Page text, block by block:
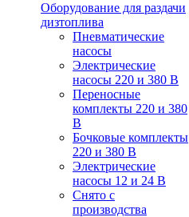
Оборудование для раздачи
дизтоплива
Пневматические
насосы
Электрические
насосы 220 и 380 В
Переносные
комплекты 220 и 380
В
Бочковые комплекты
220 и 380 В
Электрические
насосы 12 и 24 В
Снято с
производства